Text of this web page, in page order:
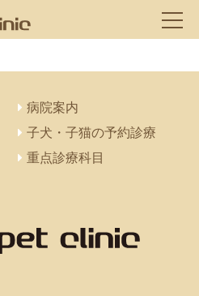
病院案内
子犬・子猫の予約診療
重点診療科目